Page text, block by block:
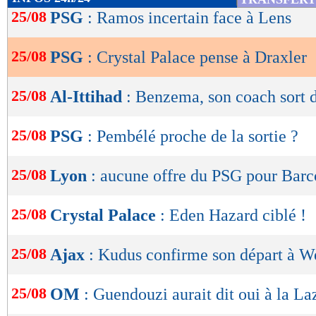
de
OK
25/08 PSG : Ramos incertain face à Lens
25/08 PSG : Crystal Palace pense à Draxler
25/08 Al-Ittihad : Benzema, son coach sort
25/08 PSG : Pembélé proche de la sortie ?
25/08 Lyon : aucune offre du PSG pour
25/08 Crystal Palace : Eden Hazard ciblé !
25/08 Ajax : Kudus confirme son départ à
25/08 OM : Guendouzi aurait dit oui à la